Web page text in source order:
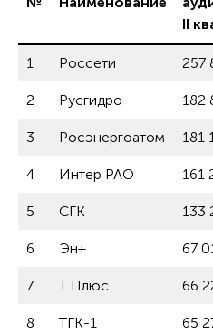
II
1 Россети 257
2 Русгидро 182
3 Росэнергоатом 181
4 Интер РАО 161
5 СГК 133
6 Эн+ 67
7 Т Плюс 66
8 ТГК-1 65